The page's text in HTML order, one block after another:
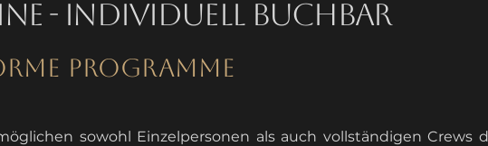
- Individuell Buchbar
Programme
sowohl Einzelpersonen als auch vollständigen Crews